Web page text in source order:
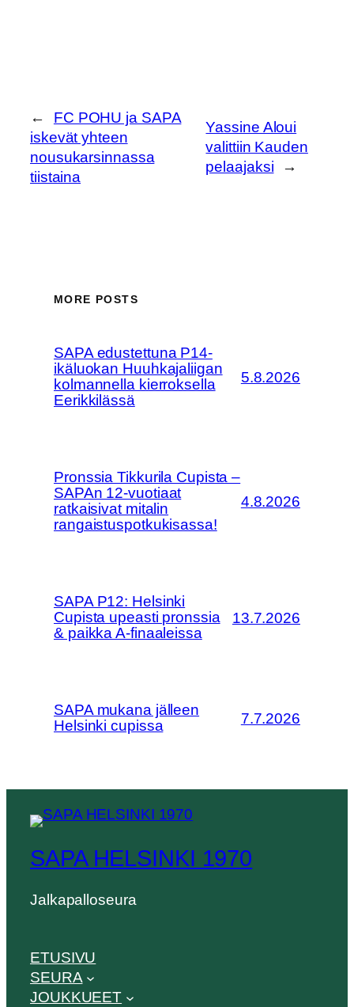
←
FC POHU ja SAPA
iskevät yhteen
nousukarsinnassa
tiistaina
Yassine Aloui
valittiin Kauden
pelaajaksi
→
MORE POSTS
SAPA edustettuna P14-
ikäluokan Huuhkajaliigan
kolmannella kierroksella
Eerikkilässä
5.8.2026
Pronssia Tikkurila Cupista –
SAPAn 12-vuotiaat
ratkaisivat mitalin
rangaistuspotkukisassa!
4.8.2026
SAPA P12: Helsinki
Cupista upeasti pronssia
& paikka A-finaaleissa
13.7.2026
SAPA mukana jälleen
Helsinki cupissa
7.7.2026
SAPA HELSINKI 1970
Jalkapalloseura
ETUSIVU
SEURA
JOUKKUEET